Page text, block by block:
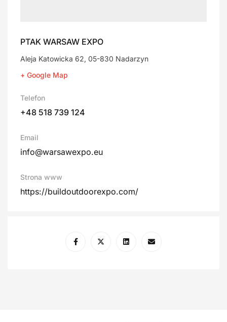
PTAK WARSAW EXPO
Aleja Katowicka 62, 05-830 Nadarzyn
+ Google Map
Telefon
+48 518 739 124
Email
info@warsawexpo.eu
Strona www
https://buildoutdoorexpo.com/